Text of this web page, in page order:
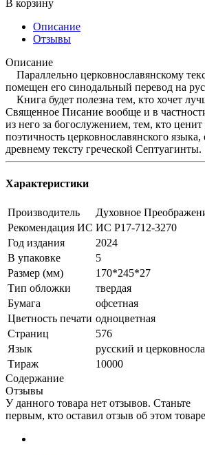
В корзину
Описание
Отзывы
Описание
Параллельно церковнославянскому
помещен его синодальный перевод на
Книга будет полезна тем, кто хочет
Священное Писание вообще и в
из него за богослужением, тем, кто ценит
поэтичность церковнославянского языка,
древнему тексту греческой Септуагинты.
Характеристики
Производитель
Духовное
Рекомендация ИС ИС Р17-712-3270
Год издания
2024
В упаковке
5
Размер (мм)
170*245*27
Тип обложки
твердая
Бумага
офсетная
Цветность печати одноцветная
Страниц
576
Язык
русский и
Тираж
10000
Содержание
Отзывы
У данного товара нет отзывов. Станьте
первым, кто оставил отзыв об этом